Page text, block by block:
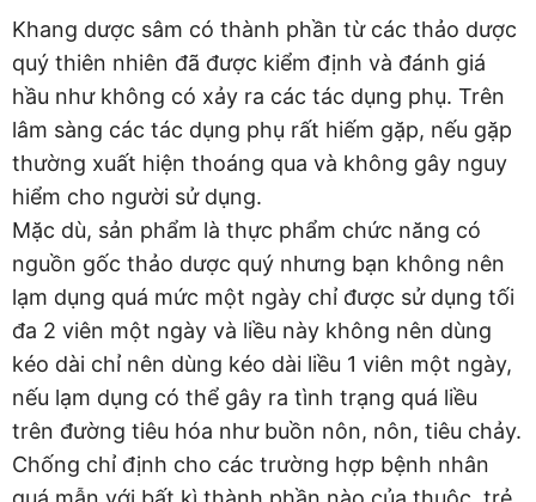
Khang dược sâm có thành phần từ các thảo dược
quý thiên nhiên đã được kiểm định và đánh giá
hầu như không có xảy ra các tác dụng phụ. Trên
lâm sàng các tác dụng phụ rất hiếm gặp, nếu gặp
thường xuất hiện thoáng qua và không gây nguy
hiểm cho người sử dụng.
Mặc dù, sản phẩm là thực phẩm chức năng có
nguồn gốc thảo dược quý nhưng bạn không nên
lạm dụng quá mức một ngày chỉ được sử dụng tối
đa 2 viên một ngày và liều này không nên dùng
kéo dài chỉ nên dùng kéo dài liều 1 viên một ngày,
nếu lạm dụng có thể gây ra tình trạng quá liều
trên đường tiêu hóa như buồn nôn, nôn, tiêu chảy.
Chống chỉ định cho các trường hợp bệnh nhân